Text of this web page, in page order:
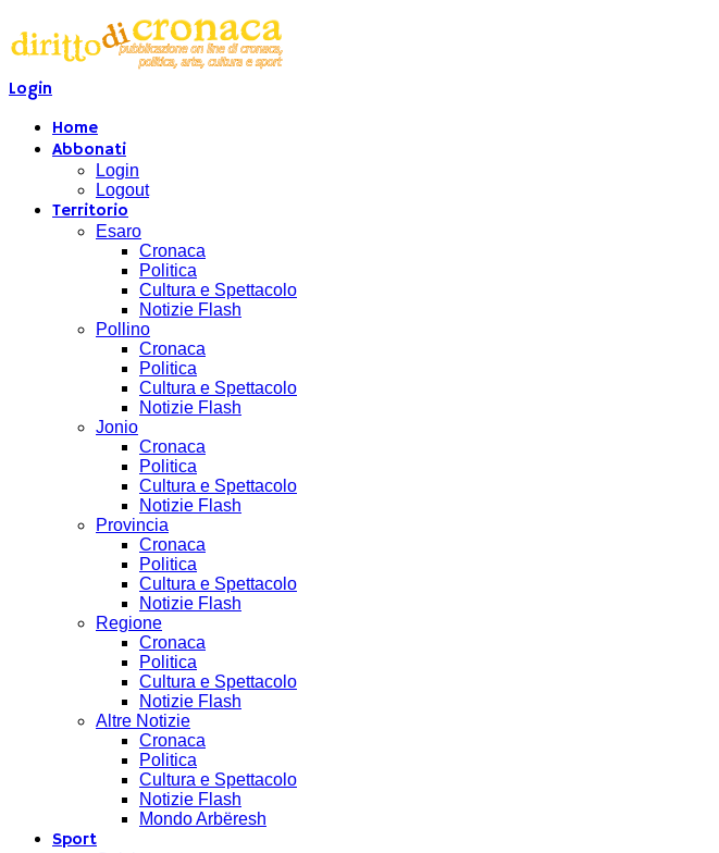
Login
Home
Abbonati
Login
Logout
Territorio
Esaro
Cronaca
Politica
Cultura e Spettacolo
Notizie Flash
Pollino
Cronaca
Politica
Cultura e Spettacolo
Notizie Flash
Jonio
Cronaca
Politica
Cultura e Spettacolo
Notizie Flash
Provincia
Cronaca
Politica
Cultura e Spettacolo
Notizie Flash
Regione
Cronaca
Politica
Cultura e Spettacolo
Notizie Flash
Altre Notizie
Cronaca
Politica
Cultura e Spettacolo
Notizie Flash
Mondo Arbëresh
Sport